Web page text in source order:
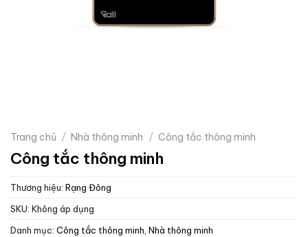
Trang chủ / Nhà thông minh / Công tắc thông minh
Công tắc thông minh
Thương hiệu: Rạng Đông
SKU: Không áp dụng
Danh mục: Công tắc thông minh Nhà thông minh